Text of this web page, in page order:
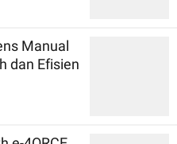
Manual
dan Efisien